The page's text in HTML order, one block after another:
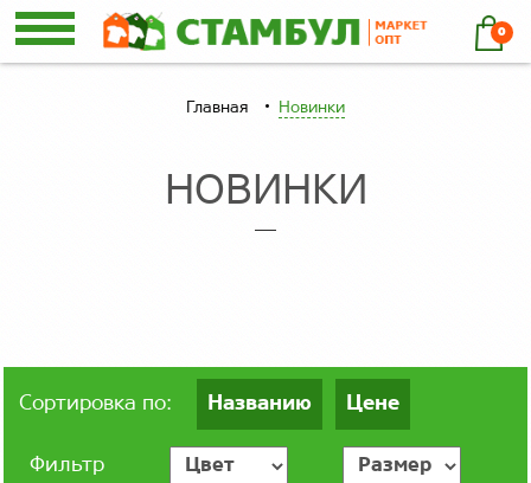
0
Главная Новинки
НОВИНКИ
Сортировка по: Названию Цене
Фильтр